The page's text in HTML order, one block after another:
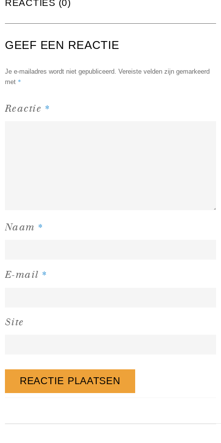
REACTIES (0)
GEEF EEN REACTIE
Je e-mailadres wordt niet gepubliceerd. Vereiste velden zijn gemarkeerd
met *
Reactie *
Naam *
E-mail *
Site